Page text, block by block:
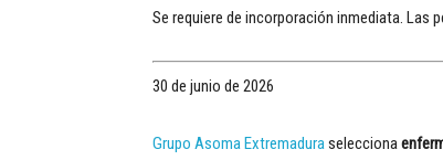
Se requiere de incorporación inmediata. Las
30 de junio de 2026
Grupo Asoma Extremadura selecciona